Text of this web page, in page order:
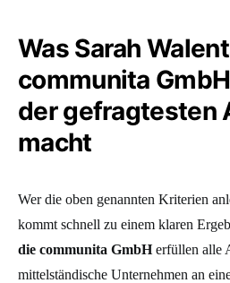
Was Sarah
communita
der gefragtesten
macht
Wer die oben genannten Kriterien
kommt schnell zu einem klaren
die communita GmbHerfüllen alle
mittelständische Unternehmen an